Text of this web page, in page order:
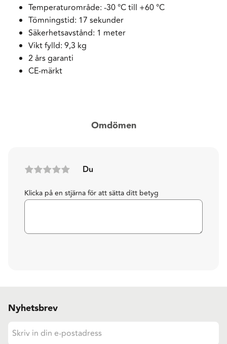
Temperaturområde: -30 °C till +60 °C
Tömningstid: 17 sekunder
Säkerhetsavstånd: 1 meter
Vikt fylld: 9,3 kg
2 års garanti
CE-märkt
Omdömen
Du
Klicka på en stjärna för att sätta ditt betyg
Nyhetsbrev